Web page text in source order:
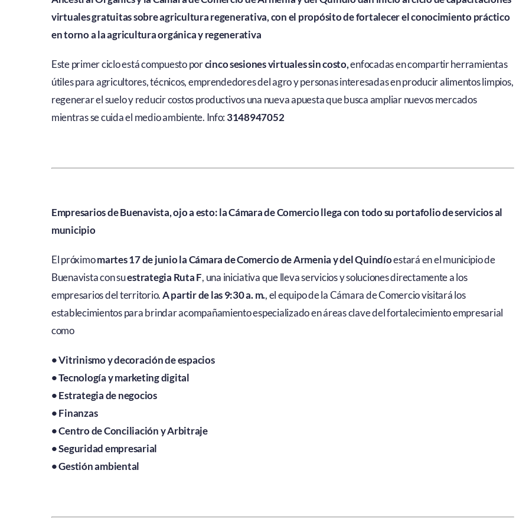
virtuales gratuitas sobre agricultura regenerativa, con el propósito de fortalecer el conocimiento práctico
en torno a la agricultura orgánica y regenerativa
Este primer ciclo está compuesto porcinco sesiones virtuales sin costo,enfocadas en compartir herramientas
útiles para agricultores, técnicos, emprendedores del agro y personas interesadas en producir alimentos limpios,
regenerar el suelo y reducir costos productivos una nueva apuesta que busca ampliar nuevos mercados
mientras se cuida el medio ambiente. Info: 3148947052
Empresarios de Buenavista, ojo a esto: la Cámara de Comercio llega con todo su portafolio de servicios al
municipio
El próximomartes 17 de junio la Cámara de Comercio de Armenia y del Quindíoestará en el municipio de
Buenavista con suestrategia Ruta F, una iniciativa que lleva servicios y soluciones directamente a los
empresarios del territorio.A partir de las 9:30 a. m., el equipo de la Cámara de Comercio visitará los
establecimientos para brindar acompañamiento especializado en áreas clave del fortalecimiento empresarial
como
• Vitrinismo y decoración de espacios
• Tecnología y marketing digital
• Estrategia de negocios
• Finanzas
• Centro de Conciliación y Arbitraje
• Seguridad empresarial
• Gestión ambiental